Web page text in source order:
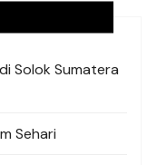
Solok Sumatera
Sehari